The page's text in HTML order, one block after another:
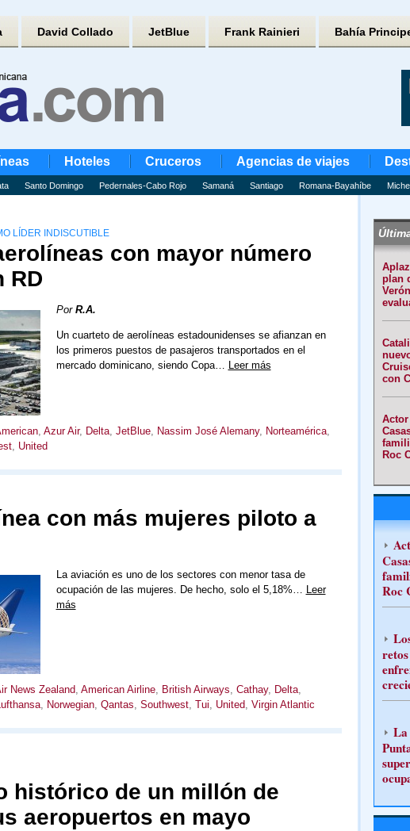
David Collado JetBlue Frank Rainieri Bahía
Hoteles Cruceros Agencias de viajes
Santo Domingo Pedernales-Cabo Rojo Samaná Santiago Romana-Bayahíbe
LÍDER INDISCUTIBLE
con mayor número
RD
Por R.A.
Un cuarteto de aerolíneas estadounidenses se afianzan en
los primeros puestos de pasajeros transportados en el
mercado dominicano, siendo Copa… Leer más
, Azur Air, Delta, JetBlue, Nassim José Alemany, Norteamérica,
, United
con más mujeres piloto a
La aviación es uno de los sectores con menor tasa de
ocupación de las mujeres. De hecho, solo el 5,18%… Leer
más
News Zealand, American Airline, British Airways, Cathay, Delta,
, Norwegian, Qantas, Southwest, Tui, United, Virgin Atlantic
histórico de un millón de
aeropuertos en mayo
plan
con
Roc
Roc
La